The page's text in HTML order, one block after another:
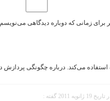
برای زمانی که دوباره دیدگاهی می‌نویسم.
می‌کند. درباره چگونگی پردازش
19 ژانویه 2011 گفته :